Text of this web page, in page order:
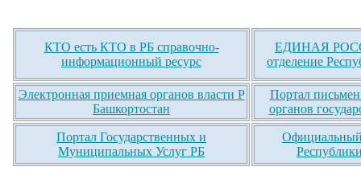
КТО есть КТО в РБ справочно-
информационный ресурс
ЕДИНАЯ
отделение
Электронная приемная органов власти Р
Башкортостан
Портал
органов
Портал Государственных и
Муниципальных Услуг РБ
Официальный